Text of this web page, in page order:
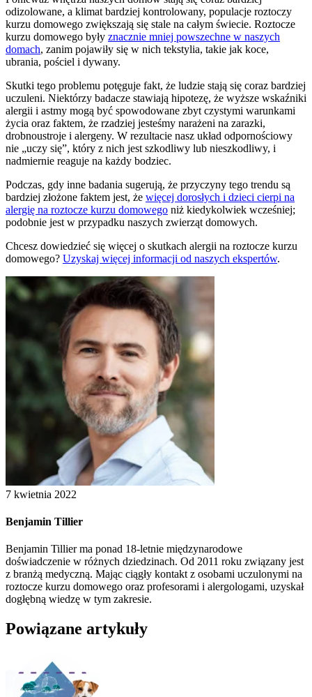
odizolowane, a klimat bardziej kontrolowany, populacje roztoczy
kurzu domowego zwiększają się stale na całym świecie. Roztocze
kurzu domowego były znacznie mniej powszechne w naszych
domach, zanim pojawiły się w nich tekstylia, takie jak koce,
ubrania, pościel i dywany.
Skutki tego problemu potęguje fakt, że ludzie stają się coraz bardziej
uczuleni. Niektórzy badacze stawiają hipotezę, że wyższe wskaźniki
alergii i astmy mogą być spowodowane zbyt czystymi warunkami
życia oraz faktem, że rzadziej jesteśmy narażeni na zarazki,
drobnoustroje i alergeny. W rezultacie nasz układ odpornościowy
nie „uczy się”, który z nich jest szkodliwy lub nieszkodliwy, i
nadmiernie reaguje na każdy bodziec.
Podczas, gdy inne badania sugerują, że przyczyny tego trendu są
bardziej złożone faktem jest, że więcej dorosłych i dzieci cierpi na
alergię na roztocze kurzu domowego niż kiedykolwiek wcześniej;
podobnie jest w przypadku naszych zwierząt domowych.
Chcesz dowiedzieć się więcej o skutkach alergii na roztocze kurzu
domowego? Uzyskaj więcej informacji od naszych ekspertów.
7 kwietnia 2022
Benjamin Tillier
Benjamin Tillier ma ponad 18-letnie międzynarodowe
doświadczenie w różnych dziedzinach. Od 2011 roku związany jest
z branżą medyczną. Mając ciągły kontakt z osobami uczulonymi na
roztocze kurzu domowego oraz profesorami i alergologami, uzyskał
dogłębną wiedzę w tym zakresie.
Powiązane artykuły